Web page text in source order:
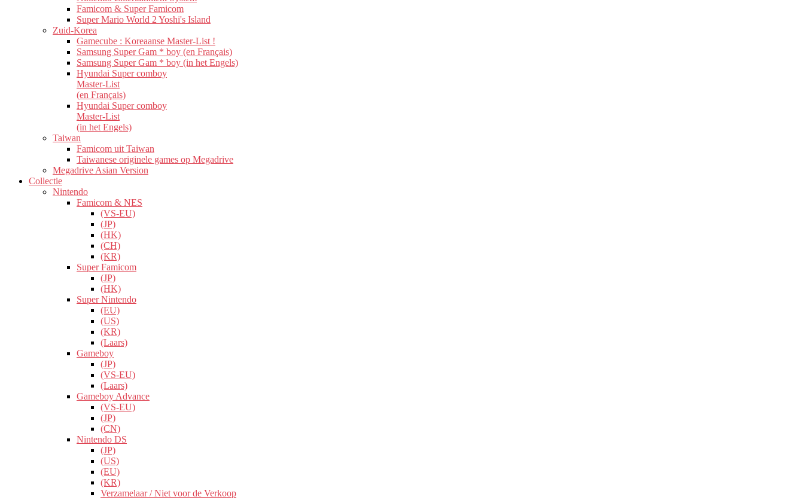
Famicom & Super Famicom
Super Mario World 2 Yoshi's Island
Zuid-Korea
Gamecube : Koreaanse Master-List !
Samsung Super Gam * boy (en Français)
Samsung Super Gam * boy (in het Engels)
Hyundai Super comboy
Master-List
(en Français)
Hyundai Super comboy
Master-List
(in het Engels)
Taiwan
Famicom uit Taiwan
Taiwanese originele games op Megadrive
Megadrive Asian Version
Collectie
Nintendo
Famicom & NES
(VS-EU)
(JP)
(HK)
(CH)
(KR)
Super Famicom
(JP)
(HK)
Super Nintendo
(EU)
(US)
(KR)
(Laars)
Gameboy
(JP)
(VS-EU)
(Laars)
Gameboy Advance
(VS-EU)
(JP)
(CN)
Nintendo DS
(JP)
(US)
(EU)
(KR)
Verzamelaar / Niet voor de Verkoop